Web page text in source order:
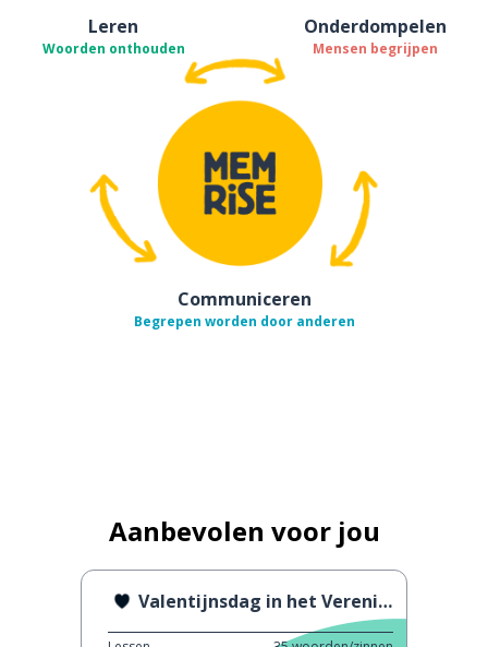
Leren
Woorden onthouden
Onderdompelen
Mensen begrijpen
Communiceren
Begrepen worden door anderen
Aanbevolen voor jou
Valentijnsdag in het Verenigd Koninkrijk